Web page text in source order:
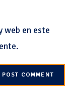
web en este